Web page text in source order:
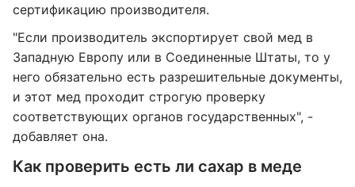
сертификацию производителя.
"Если производитель экспортирует свой мед в
Западную Европу или в Соединенные Штаты, то у
него обязательно есть разрешительные документы,
и этот мед проходит строгую проверку
соответствующих органов государственных", -
добавляет она.
Как проверить есть ли сахар в меде